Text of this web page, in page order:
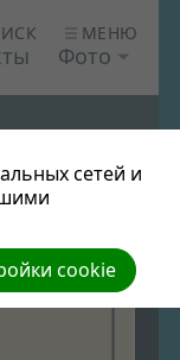
МЕНЮ
Фото
сетей и
cookie